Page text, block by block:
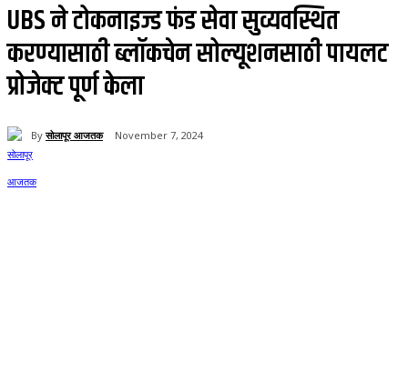
UBS ने टोकनाइज्ड फंड सेवा सुव्यवस्थित
करण्यासाठी ब्लॉकचेन सोल्यूशनसाठी पायलट
प्रोजेक्ट पूर्ण केला
By सोलापूर आजतक November 7, 2024